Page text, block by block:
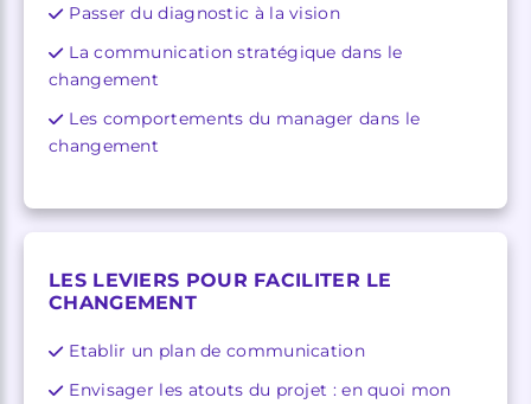
Passer du diagnostic à la vision
La communication stratégique dans le
changement
Les comportements du manager dans le
changement
LES LEVIERS POUR FACILITER LE
CHANGEMENT
Etablir un plan de communication
Envisager les atouts du projet : en quoi mon